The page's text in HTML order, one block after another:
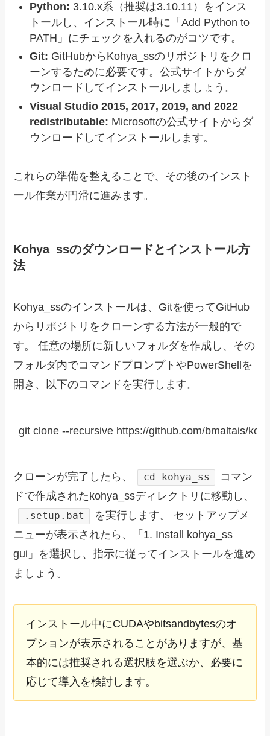
Python: 3.10.x系（推奨は3.10.11）をインス
トールし、インストール時に「Add Python to
PATH」にチェックを入れるのがコツです。
Git: GitHubからKohya_ssのリポジトリをクロ
ーンするために必要です。公式サイトからダ
ウンロードしてインストールしましょう。
Visual Studio 2015, 2017, 2019, and 2022
redistributable: Microsoftの公式サイトからダ
ウンロードしてインストールします。
これらの準備を整えることで、その後のインスト
ール作業が円滑に進みます。
Kohya_ssのダウンロードとインストール方
法
Kohya_ssのインストールは、Gitを使ってGitHub
からリポジトリをクローンする方法が一般的で
す。 任意の場所に新しいフォルダを作成し、その
フォルダ内でコマンドプロンプトやPowerShellを
開き、以下のコマンドを実行します。
クローンが完了したら、 cd kohya_ss
コマン
ドで作成されたkohya_ssディレクトリに移動し、
.setup.bat
を実行します。 セットアップメ
ニューが表示されたら、「1. Install kohya_ss
gui」を選択し、指示に従ってインストールを進め
ましょう。
インストール中にCUDAやbitsandbytesのオ
プションが表示されることがありますが、基
本的には推奨される選択肢を選ぶか、必要に
応じて導入を検討します。